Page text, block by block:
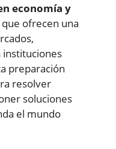
economía y
ofrecen una
preparación
resolver
soluciones
el mundo